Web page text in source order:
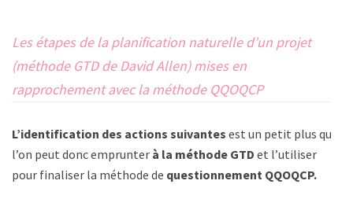
Les étapes de la planification naturelle d’un projet
(méthode GTD de David Allen) mises en
rapprochement avec la méthode QQOQCP
L’identification des actions suivantes est un petit plus que
l’on peut donc emprunter à la méthode GTD et l’utiliser
pour finaliser la méthode de questionnement QQOQCP.